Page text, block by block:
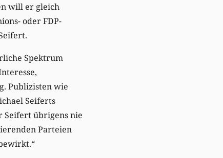
will er gleich
oder FDP-
Spektrum
Publizisten wie
Seiferts
Seifert übrigens nie
Parteien